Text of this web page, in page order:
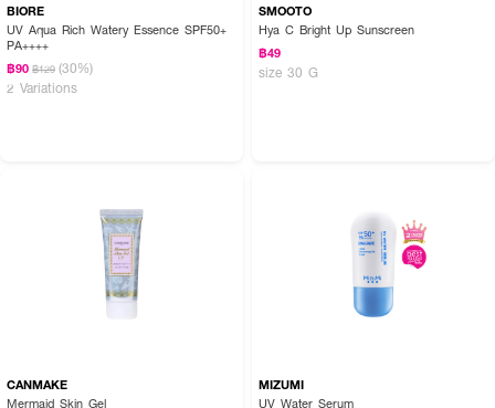
BIORE
UV Aqua Rich Watery Essence SPF50+
PA++++
฿90 ฿129 (30%)
2 Variations
SMOOTO
Hya C Bright Up Sunscreen
฿49
size 30 G
CANMAKE
Mermaid Skin Gel
MIZUMI
UV Water Serum